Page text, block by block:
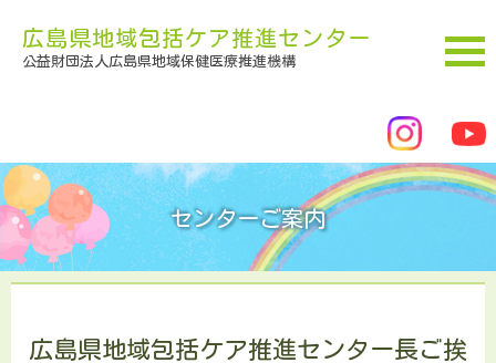
広島県地域包括ケア推進センター
公益財団法人広島県地域保健医療推進機構
センターご案内
広島県地域包括ケア推進センター長ご挨